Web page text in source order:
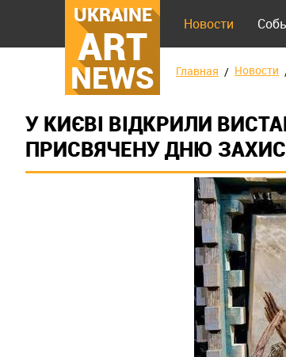
UKRAINE
ART
NEWS
Новости
Главная Новости
У КИЄВІ ВІДКРИЛИ
ПРИСВЯЧЕНУ ДНЮ